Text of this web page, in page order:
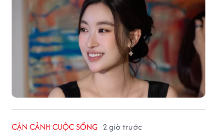
CẬN CẢNH CUỘC SỐNG 2 giờ trước